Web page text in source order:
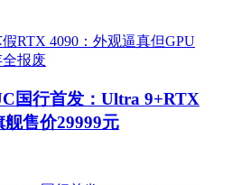
国行首发：Ultra 9+RTX
售价29999元